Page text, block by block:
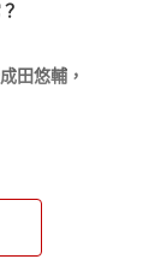
田悠輔，